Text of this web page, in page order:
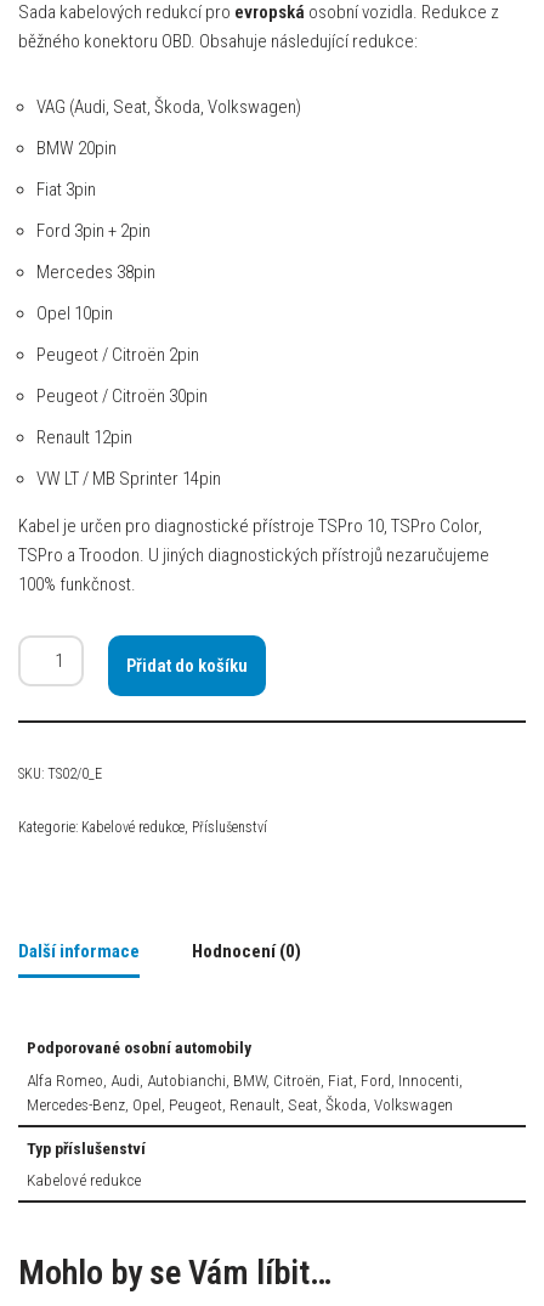
Sada kabelových redukcí pro evropská osobní vozidla. Redukce z
běžného konektoru OBD. Obsahuje následující redukce:
VAG (Audi, Seat, Škoda, Volkswagen)
BMW 20pin
Fiat 3pin
Ford 3pin + 2pin
Mercedes 38pin
Opel 10pin
Peugeot / Citroën 2pin
Peugeot / Citroën 30pin
Renault 12pin
VW LT / MB Sprinter 14pin
Kabel je určen pro diagnostické přístroje TSPro 10, TSPro Color,
TSPro a Troodon. U jiných diagnostických přístrojů nezaručujeme
100% funkčnost.
Přidat do košíku
SKU: TS02/0_E
Kategorie: Kabelové redukce, Příslušenství
Další informace Hodnocení (0)
Podporované osobní automobily
Alfa Romeo, Audi, Autobianchi, BMW, Citroën, Fiat, Ford, Innocenti,
Mercedes-Benz, Opel, Peugeot, Renault, Seat, Škoda, Volkswagen
Typ příslušenství
Kabelové redukce
Mohlo by se Vám líbit…